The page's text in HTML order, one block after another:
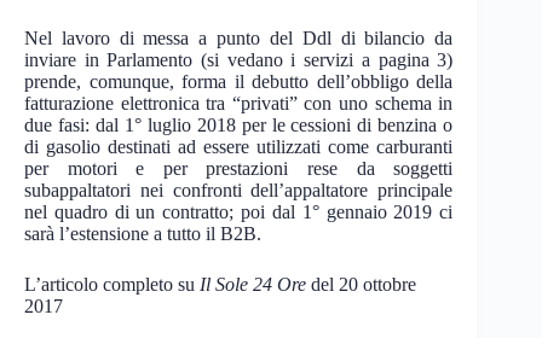
Nel lavoro di messa a punto del Ddl di bilancio da
inviare in Parlamento (si vedano i servizi a pagina 3)
prende, comunque, forma il debutto dell’obbligo della
fatturazione elettronica tra “privati” con uno schema in
due fasi: dal 1° luglio 2018 per le cessioni di benzina o
di gasolio destinati ad essere utilizzati come carburanti
per motori e per prestazioni rese da soggetti
subappaltatori nei confronti dell’appaltatore principale
nel quadro di un contratto; poi dal 1° gennaio 2019 ci
sarà l’estensione a tutto il B2B.
L’articolo completo su Il Sole 24 Ore del 20 ottobre
2017